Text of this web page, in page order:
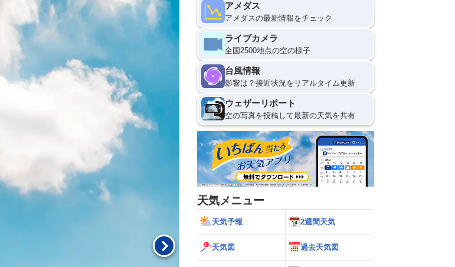
アメダス
アメダスの最新情報をチェック
ライブカメラ
全国2500地点の空の様子
台風情報
影響は？接近状況をリアルタイム更新
ウェザーリポート
空の写真を投稿して最新の天気を共有
天気メニュー
天気予報 2週間天気
天気図 過去天気図